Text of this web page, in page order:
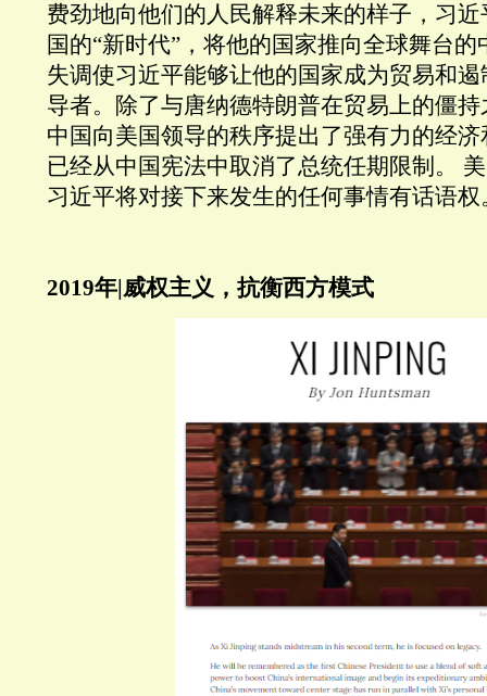
费劲地向他们的人民解释未来的样子，习
国的“新时代”，将他的国家推向全球舞台
失调使习近平能够让他的国家成为贸易和
导者。除了与唐纳德特朗普在贸易上的僵
中国向美国领导的秩序提出了强有力的经
已经从中国宪法中取消了总统任期限制。
习近平将对接下来发生的任何事情有话语权
2019年|威权主义，抗衡西方模式